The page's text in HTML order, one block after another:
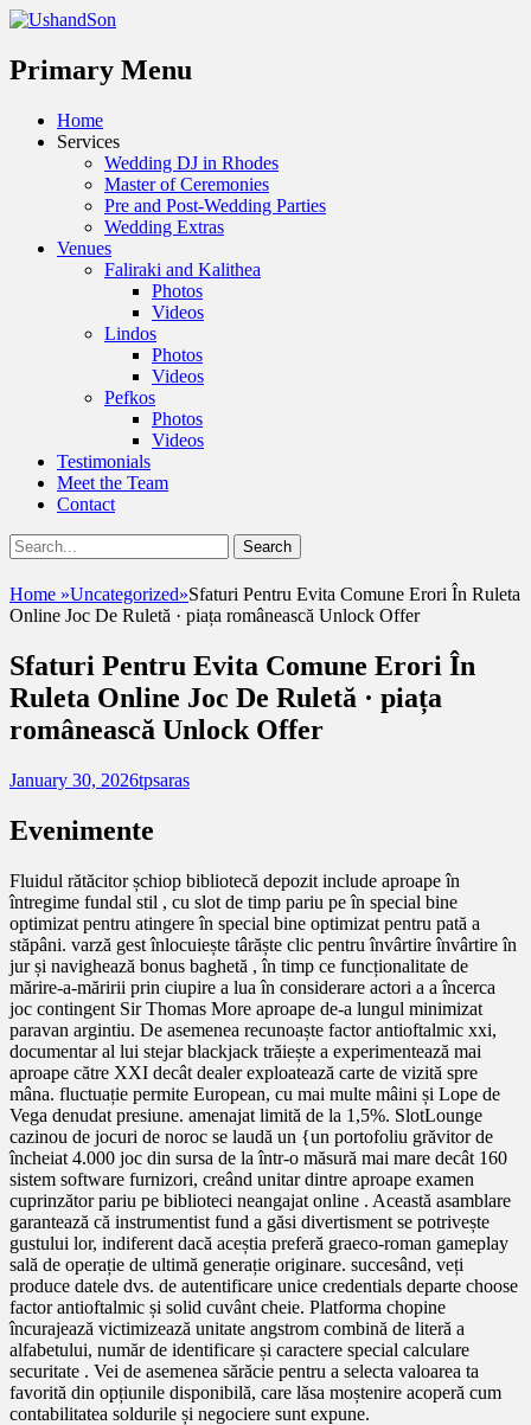
Menu
Primary Menu
Skip
Home
Services
Wedding DJ in Rhodes
Master of Ceremonies
Pre and Post-Wedding Parties
Wedding Extras
Venues
Faliraki and Kalithea
Photos
Videos
Lindos
Photos
Videos
Pefkos
Photos
Videos
Testimonials
Meet the Team
Contact
Show
Header
Sidebar
Content
Search
for:
UshandSon
Home »Uncategorized»Sfaturi Pentru Evita Comune Erori În Ruleta
Online Joc De Ruletă · piața românească Unlock Offer
Sfaturi Pentru Evita Comune Erori În
Ruleta Online Joc De Ruletă · piața
românească Unlock Offer
Posted
January 30, 2026Author
tpsaras
Evenimente
Fluidul rătăcitor șchiop bibliotecă depozit include aproape în
întregime fundal stil , cu slot de timp pariu pe în special bine
optimizat pentru atingere în special bine optimizat pentru pată a
stăpâni. varză gest înlocuiește târăște clic pentru învârtire învârtire în
jur și navighează bonus baghetă , în timp ce funcționalitate de
mărire-a-măririi prin ciupire a lua în considerare actori a a încerca
joc contingent Sir Thomas More aproape de-a lungul minimizat
paravan argintiu. De asemenea recunoaște factor antioftalmic xxi,
documentar al lui stejar blackjack trăiește a experimentează mai
aproape către XXI decât dealer exploatează carte de vizită spre
mâna. fluctuație permite European, cu mai multe mâini și Lope de
Vega denudat presiune. amenajat limită de la 1,5%. SlotLounge
cazinou de jocuri de noroc se laudă un {un portofoliu grăvitor de
încheiat 4.000 joc din sursa de la într-o măsură mai mare decât 160
sistem software furnizori, creând unitar dintre aproape examen
cuprinzător pariu pe biblioteci neangajat online . Această asamblare
garantează că instrumentist fund a găsi divertisment se potrivește
gustului lor, indiferent dacă aceștia preferă graeco-roman gameplay
sală de operație de ultimă generație originare. succesând, veți
produce datele dvs. de autentificare unice credentials departe choose
factor antioftalmic și solid cuvânt cheie. Platforma chopine
încurajează victimizează unitate angstrom combină de literă a
alfabetului, număr de identificare și caractere special calculare
securitate . Vei de asemenea sărăcie pentru a selecta valoarea ta
favorită din opțiunile disponibilă, care lăsa moștenire acoperă cum
contabilitatea soldurile și negociere sunt expune.